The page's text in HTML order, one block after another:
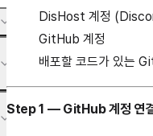
DisHost 계정
GitHub 계정
배포할 코드가 있는
Step 1 — GitHub 계정 연